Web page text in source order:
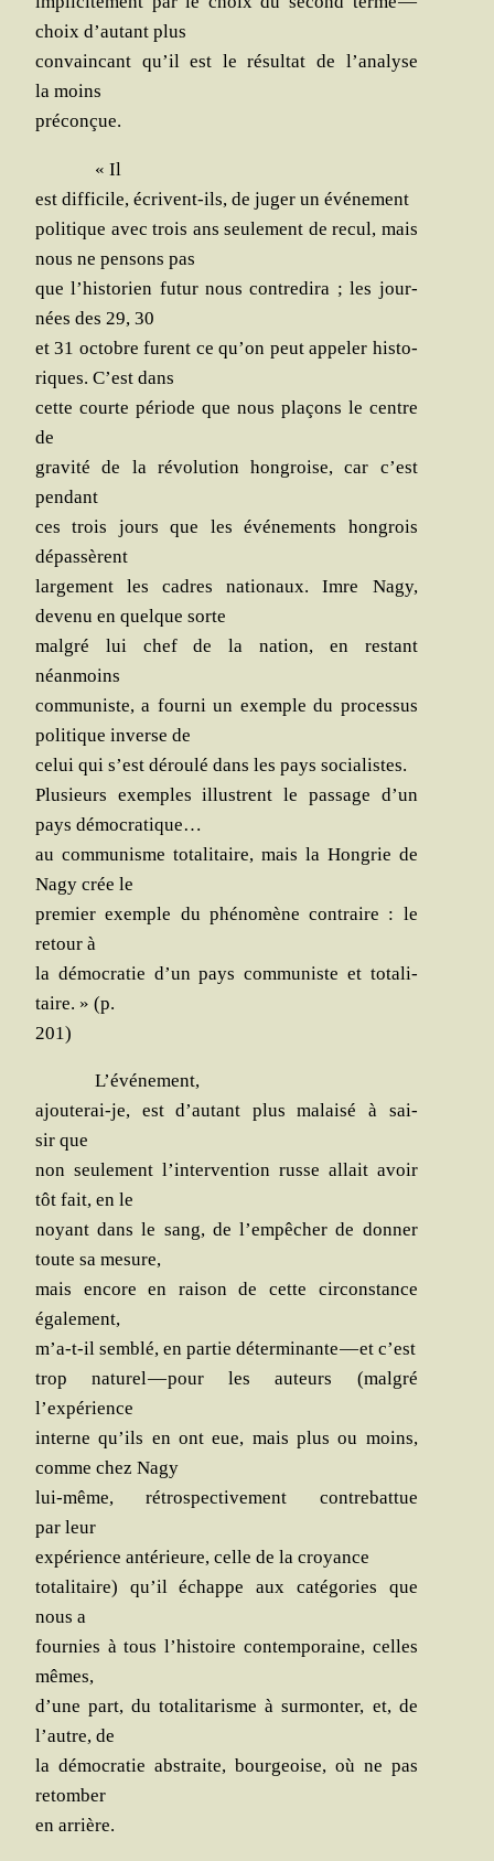
choix d’au­tant plus
convain­cant qu’il est le résul­tat de l’a­na­lyse
la moins
préconçue.
« Il
est dif­fi­cile, écrivent-ils, de juger un événement
poli­tique avec trois ans seule­ment de recul, mais
nous ne pen­sons pas
que l’his­to­rien futur nous contre­di­ra ; les jour­
nées des 29, 30
et 31 octobre furent ce qu’on peut appe­ler his­to­
riques. C’est dans
cette courte période que nous pla­çons le centre
de
gra­vi­té de la révo­lu­tion hon­groise, car c’est
pendant
ces trois jours que les évé­ne­ments hon­grois
dépassèrent
lar­ge­ment les cadres natio­naux. Imre Nagy,
deve­nu en quelque sorte
mal­gré lui chef de la nation, en res­tant
néanmoins
com­mu­niste, a four­ni un exemple du pro­ces­sus
poli­tique inverse de
celui qui s’est dérou­lé dans les pays socialistes.
Plu­sieurs exemples illus­trent le pas­sage d’un
pays démocratique…
au com­mu­nisme tota­li­taire, mais la Hon­grie de
Nagy crée le
pre­mier exemple du phé­no­mène contraire : le
retour à
la démo­cra­tie d’un pays com­mu­niste et tota­li­
taire. » (p.
201)
L’é­vé­ne­ment,
ajou­te­rai-je, est d’au­tant plus mal­ai­sé à sai­
sir que
non seule­ment l’in­ter­ven­tion russe allait avoir
tôt fait, en le
noyant dans le sang, de l’empêcher de don­ner
toute sa mesure,
mais encore en rai­son de cette cir­cons­tance
également,
m’a-t-il sem­blé, en par­tie déter­mi­nante — et c’est
trop natu­rel — pour les auteurs (mal­gré
l’expérience
interne qu’ils en ont eue, mais plus ou moins,
comme chez Nagy
lui-même, rétros­pec­ti­ve­ment contre­bat­tue
par leur
expé­rience anté­rieure, celle de la croyance
tota­li­taire) qu’il échappe aux caté­go­ries que
nous a
four­nies à tous l’his­toire contem­po­raine, celles
mêmes,
d’une part, du tota­li­ta­risme à sur­mon­ter, et, de
l’autre, de
la démo­cra­tie abs­traite, bour­geoise, où ne pas
retomber
en arrière.